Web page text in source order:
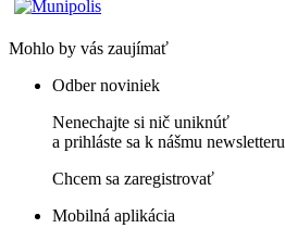
Mohlo by vás zaujímať
Odber noviniek
Nenechajte si nič uniknúť
a prihláste sa k nášmu newsletteru
Chcem sa zaregistrovať
Mobilná aplikácia